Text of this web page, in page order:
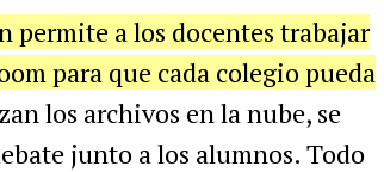
permite a los docentes trabajar
para que cada colegio pueda
los archivos en la nube, se
junto a los alumnos. Todo